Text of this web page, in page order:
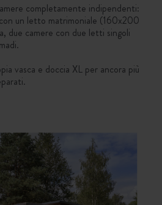
completamente indipendenti:
un letto matrimoniale (160x200
due camere con due letti singoli
vasca e doccia XL per ancora più